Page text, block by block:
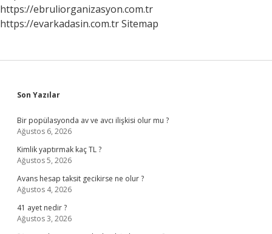
https://ebruliorganizasyon.com.tr
https://evarkadasin.com.trSitemap
Sidebar
Son Yazılar
Bir popülasyonda av ve avcı ilişkisi olur mu ?
Ağustos 6, 2026
Kimlik yaptırmak kaç TL ?
Ağustos 5, 2026
Avans hesap taksit gecikirse ne olur ?
Ağustos 4, 2026
41 ayet nedir ?
Ağustos 3, 2026